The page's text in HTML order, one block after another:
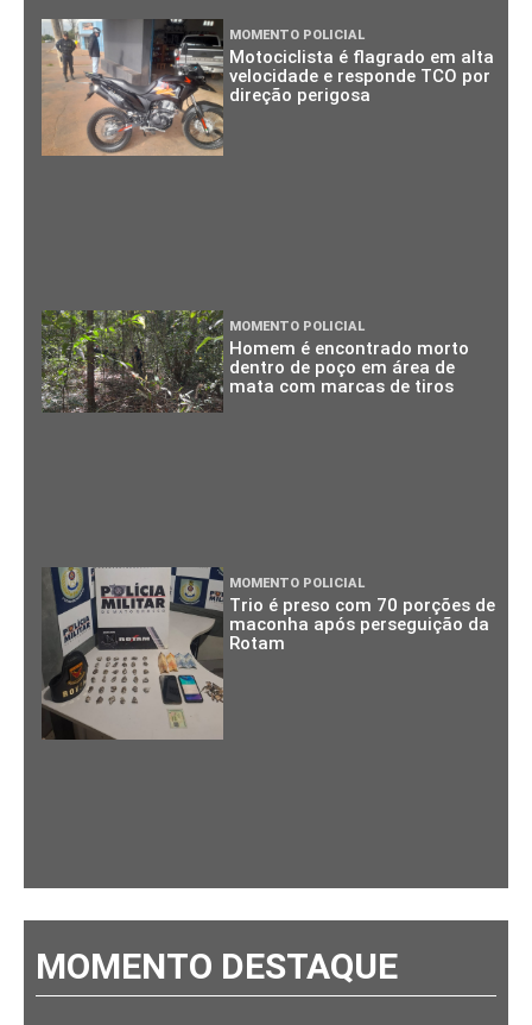
MOMENTO POLICIAL
Motociclista é flagrado em alta
velocidade e responde TCO por
direção perigosa
MOMENTO POLICIAL
Homem é encontrado morto
dentro de poço em área de
mata com marcas de tiros
MOMENTO POLICIAL
Trio é preso com 70 porções de
maconha após perseguição da
Rotam
MOMENTO DESTAQUE